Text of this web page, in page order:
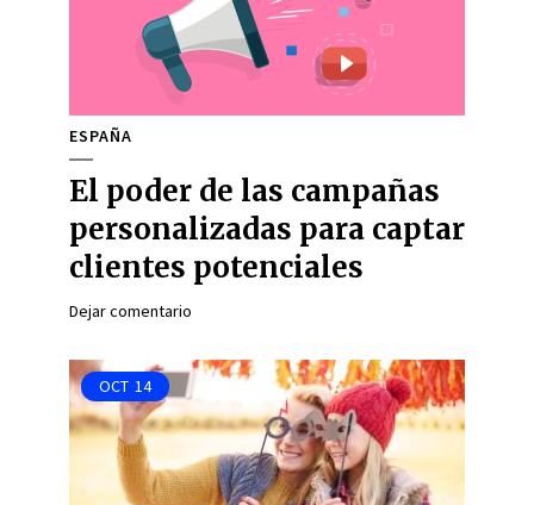
ESPAÑA
El poder de las campañas
personalizadas para captar
clientes potenciales
Dejar comentario
OCT 14